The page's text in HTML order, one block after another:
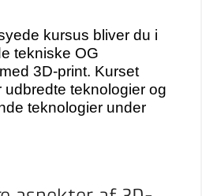
kursus bliver du i
tekniske OG
3D-print. Kurset
teknologier og
teknologier under